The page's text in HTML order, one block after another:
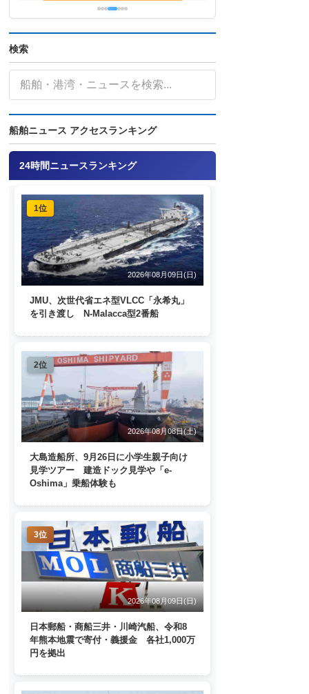
検索
船舶ニュース アクセスランキング
24時間ニュースランキング
1位
2026年08月09日(日)
JMU、次世代省エネ型VLCC「永希丸」
を引き渡し N-Malacca型2番船
2位
2026年08月08日(土)
大島造船所、9月26日に小学生親子向け
見学ツアー 建造ドック見学や「e-
Oshima」乗船体験も
3位
2026年08月09日(日)
日本郵船・商船三井・川崎汽船、令和8
年熊本地震で寄付・義援金 各社1,000万
円を拠出